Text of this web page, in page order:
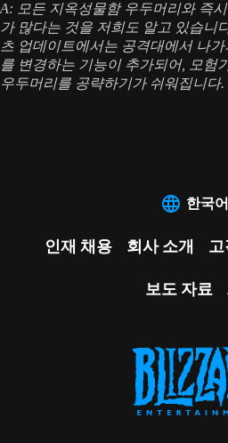
A: 모든 지옥성물함 우두머리와 즉
가 많다는 것을 저희도 알고 있습니
츠 업데이트에서는 공격대에서 나
를 변경하는 기능이 추가되어, 모험
우두머리를 공략하기가 쉬워집니다.